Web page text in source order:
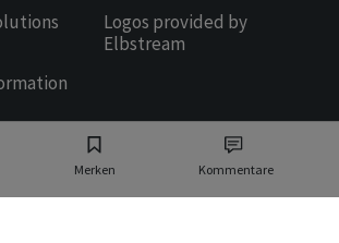
Merken Kommentare
Logos provided by
Elbstream